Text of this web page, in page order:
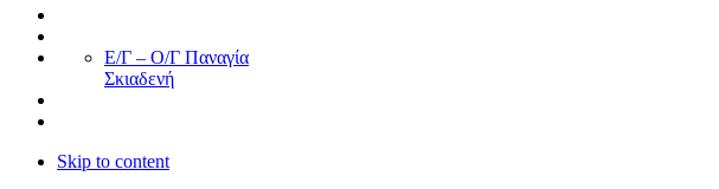
Ε/Γ – Ο/Γ Παναγία
Σκιαδενή
Skip to content